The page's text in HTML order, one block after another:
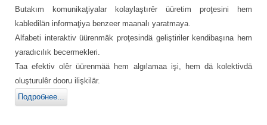
Butakım komunikaţiyalar kolaylaştırȇr üüretim proţesini hem
kabledilän informaţiya benzeer maanalı yaratmaya.
Alfabeti interaktiv üürenmäk proţesindä geliştiriler kendibaşına hem
yaradıcılık becermekleri.
Taa efektiv olȇr üürenmää hem algılamaa işi, hem dä kolektivdä
oluşturulȇr dooru ilişkilär.
Подробнее...